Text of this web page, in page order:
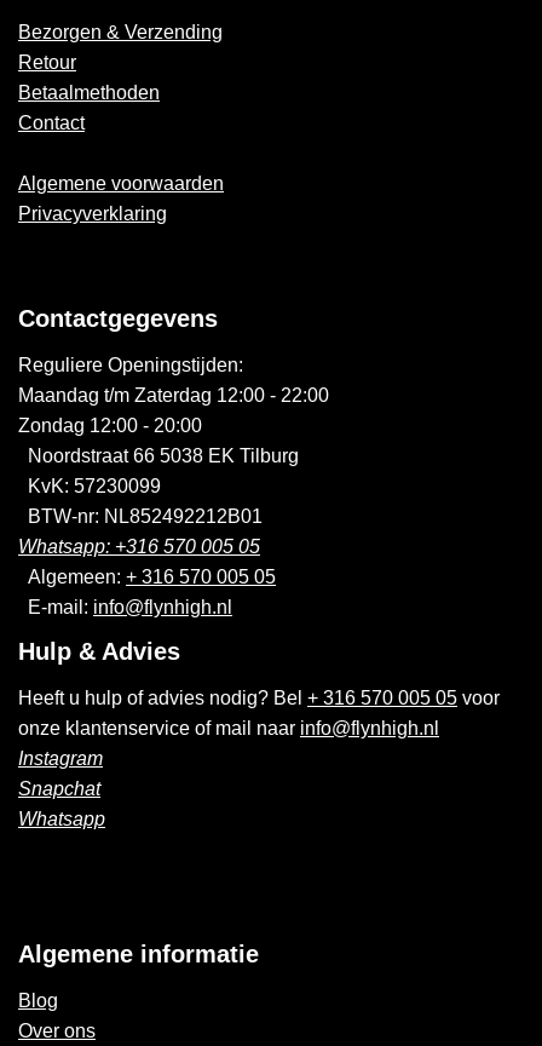
Bezorgen & Verzending
Retour
Betaalmethoden
Contact
Algemene voorwaarden
Privacyverklaring
Contactgegevens
Reguliere Openingstijden:
Maandag t/m Zaterdag 12:00 - 22:00
Zondag 12:00 - 20:00
Noordstraat 66 5038 EK Tilburg
KvK: 57230099
BTW-nr: NL852492212B01
Whatsapp: +316 570 005 05
Algemeen: + 316 570 005 05
E-mail: info@flynhigh.nl
Hulp & Advies
Heeft u hulp of advies nodig? Bel + 316 570 005 05 voor
onze klantenservice of mail naar info@flynhigh.nl
Instagram
Snapchat
Whatsapp
Algemene informatie
Blog
Over ons